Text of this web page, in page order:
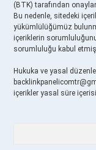
(BTK) tarafından
Bu nedenle, sitedeki
yükümlülüğümüz
içeriklerin
sorumluluğu kabul etmiş
Hukuka ve yasal
içerikler yasal süre